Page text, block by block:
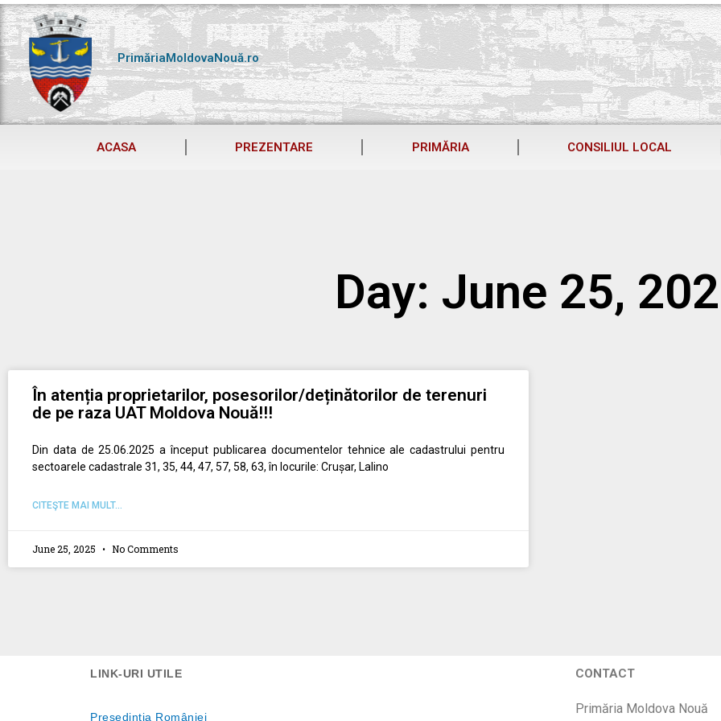
Skip
to
content
PrimăriaMoldovaNouă.ro
ACASA PREZENTARE PRIMĂRIA CONSILIUL LOCAL
Day: June 25,
În atenția proprietarilor, posesorilor/deținătorilor de terenuri
de pe raza UAT Moldova Nouă!!!
Din data de 25.06.2025 a început publicarea documentelor tehnice ale cadastrului pentru
sectoarele cadastrale 31, 35, 44, 47, 57, 58, 63, în locurile: Crușar, Lalino
CITEŞTE MAI MULT...
June 25, 2025 No Comments
LINK-URI UTILE
Preşedinţia României
CONTACT
Primăria Moldova Nouă